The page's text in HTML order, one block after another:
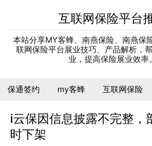
互联网保险平台
本站分享MY客蜂、南燕保险、南燕保
联网保险平台展业技巧、产品解析，
业，提高保险展业效率。
保通签约 my客蜂 互联网保险
i云保因信息披露不完整，
时下架